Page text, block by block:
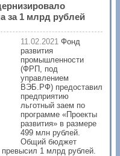
за 1 млрд рублей
11.02.2021 Фонд
развития
промышленности
(ФРП, под
управлением
ВЭБ.РФ) предоставил
предприятию
льготный заем по
программе «Проекты
развития» в размере
499 млн рублей.
Общий бюджет
превысил 1 млрд рублей.